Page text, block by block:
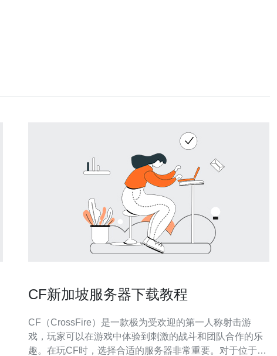
CF新加坡服务器下载教程
CF（CrossFire）是一款极为受欢迎的第一人称射击游
戏，玩家可以在游戏中体验到刺激的战斗和团队合作的乐
趣。在玩CF时，选择合适的服务器非常重要。对于位于新